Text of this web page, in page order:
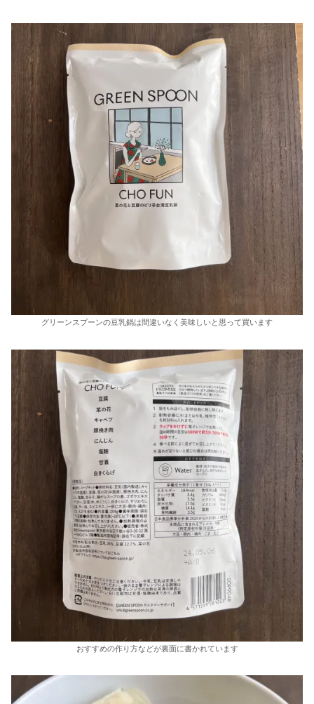
グリーンスプーンの豆乳鍋は間違いなく美味しいと思って買います
おすすめの作り方などが裏面に書かれています